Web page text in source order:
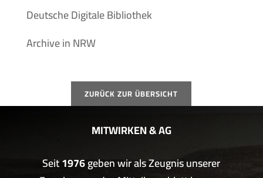
Deutsche Digitale Bibliothek
Archive in NRW
ZURÜCK ZUR ÜBERSICHT
MITWIRKEN & AG
Seit1976geben wir als Zeugnis unserer